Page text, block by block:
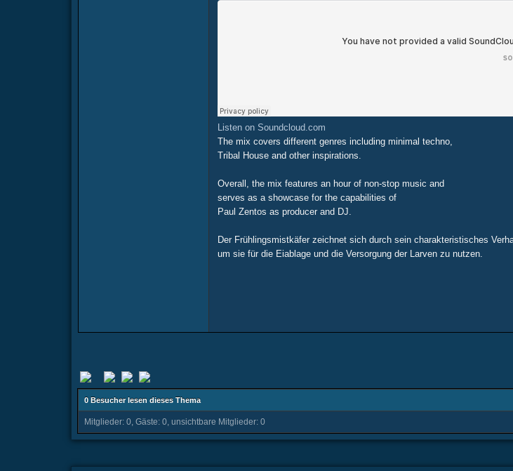
Listen on Soundcloud.com
The mix covers different genres including minimal techno,
Tribal House and other inspirations.
Overall, the mix features an hour of non-stop music and
serves as a showcase for the capabilities of
Paul Zentos as producer and DJ.
Der Frühlingsmistkäfer zeichnet sich durch sein charakteristisches
um sie für die Eiablage und die Versorgung der Larven zu nutzen.
0 Besucher lesen dieses Thema
Mitglieder: 0, Gäste: 0, unsichtbare Mitglieder: 0